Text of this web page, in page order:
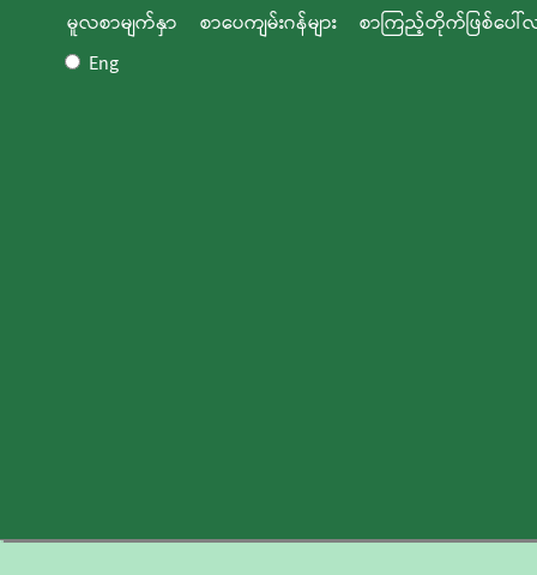
မူလစာမျက်နှာ စာပေကျမ်းဂန်များ
စာကြည့်တိုက်ဖြစ်ပေါ်
Eng